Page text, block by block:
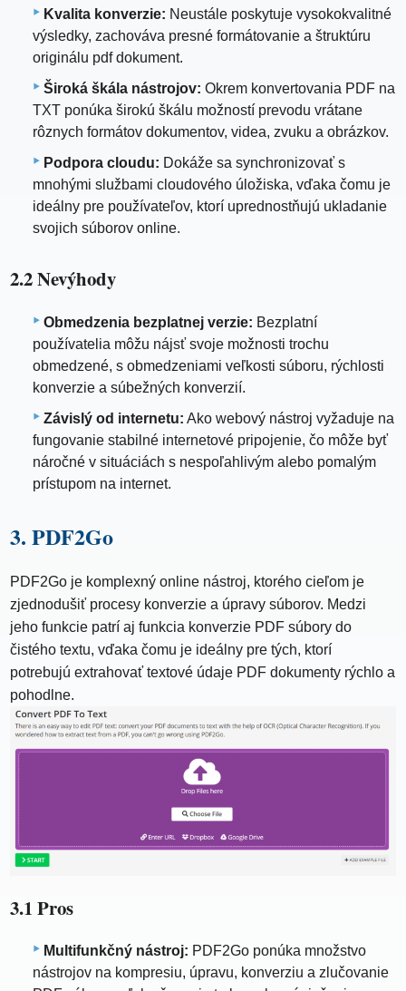
Kvalita konverzie: Neustále poskytuje vysokokvalitné
výsledky, zachováva presné formátovanie a štruktúru
originálu pdf dokument.
Široká škála nástrojov: Okrem konvertovania PDF na
TXT ponúka širokú škálu možností prevodu vrátane
rôznych formátov dokumentov, videa, zvuku a obrázkov.
Podpora cloudu: Dokáže sa synchronizovať s
mnohými službami cloudového úložiska, vďaka čomu je
ideálny pre používateľov, ktorí uprednostňujú ukladanie
svojich súborov online.
2.2 Nevýhody
Obmedzenia bezplatnej verzie: Bezplatní
používatelia môžu nájsť svoje možnosti trochu
obmedzené, s obmedzeniami veľkosti súboru, rýchlosti
konverzie a súbežných konverzií.
Závislý od internetu: Ako webový nástroj vyžaduje na
fungovanie stabilné internetové pripojenie, čo môže byť
náročné v situáciách s nespoľahlivým alebo pomalým
prístupom na internet.
3. PDF2Go
PDF2Go je komplexný online nástroj, ktorého cieľom je
zjednodušiť procesy konverzie a úpravy súborov. Medzi
jeho funkcie patrí aj funkcia konverzie PDF súbory do
čistého textu, vďaka čomu je ideálny pre tých, ktorí
potrebujú extrahovať textové údaje PDF dokumenty rýchlo a
pohodlne.
3.1 Pros
Multifunkčný nástroj: PDF2Go ponúka množstvo
nástrojov na kompresiu, úpravu, konverziu a zlučovanie